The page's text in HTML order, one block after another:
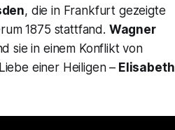
, die in Frankfurt gezeigte
1875 stattfand. Wagner
sie in einem Konflikt von
einer Heiligen – Elisabeth